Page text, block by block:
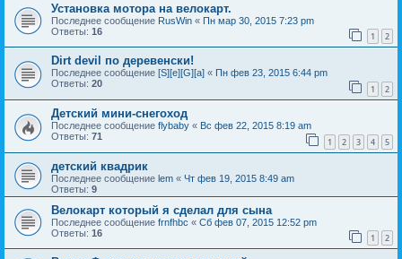
Установка мотора на велокарт.
Последнее сообщение RusWin « Пн мар 30, 2015 7:23 pm
Ответы: 16 1 2
Dirt devil по деревенски!
Последнее сообщение [S][e][G][a] « Пн фев 23, 2015 6:44 pm
Ответы: 20 1 2
Детский мини-снегоход
Последнее сообщение flybaby « Вс фев 22, 2015 8:19 am
Ответы: 71 1 2 3 4 5
детский квадрик
Последнее сообщение lem « Чт фев 19, 2015 8:49 am
Ответы: 9
Велокарт который я сделал для сына
Последнее сообщение frnfhbc « Сб фев 07, 2015 12:52 pm
Ответы: 16 1 2